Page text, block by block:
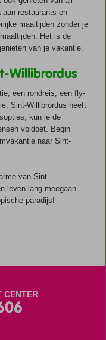
restaurants en
maaltijden zonder je
Het is de
van je vakantie.
Willibrordus
een rondreis, een fly-
Sint-Willibrordus heeft
kun je de
voldoet. Begin
naar Sint-
van Sint-
leven lang meegaan.
paradijs!
CENTER